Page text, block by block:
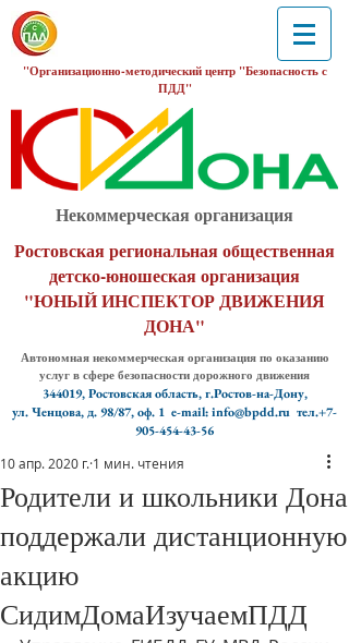
"Организационно-методический центр "Безопасность с
ПДД"
Некоммерческая организация
Ростовская региональная общественная
детско-юношеская организация
"ЮНЫЙ ИНСПЕКТОР ДВИЖЕНИЯ
ДОНА"
Автономная некоммерческая организация по оказанию
услуг в сфере безопасности дорожного движения
344019, Ростовская область, г.Ростов-на-Дону,
ул. Ченцова, д. 98/87, оф. 1 e-mail: info@bpdd.ru тел.+7-
905-454-43-56
Родители и школьники Дона
поддержали дистанционную
акцию
СидимДомаИзучаемПДД
10 апр. 2020 г. 1 мин. чтения